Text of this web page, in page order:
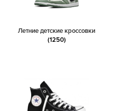
Летние детские кроссовки
(1250)